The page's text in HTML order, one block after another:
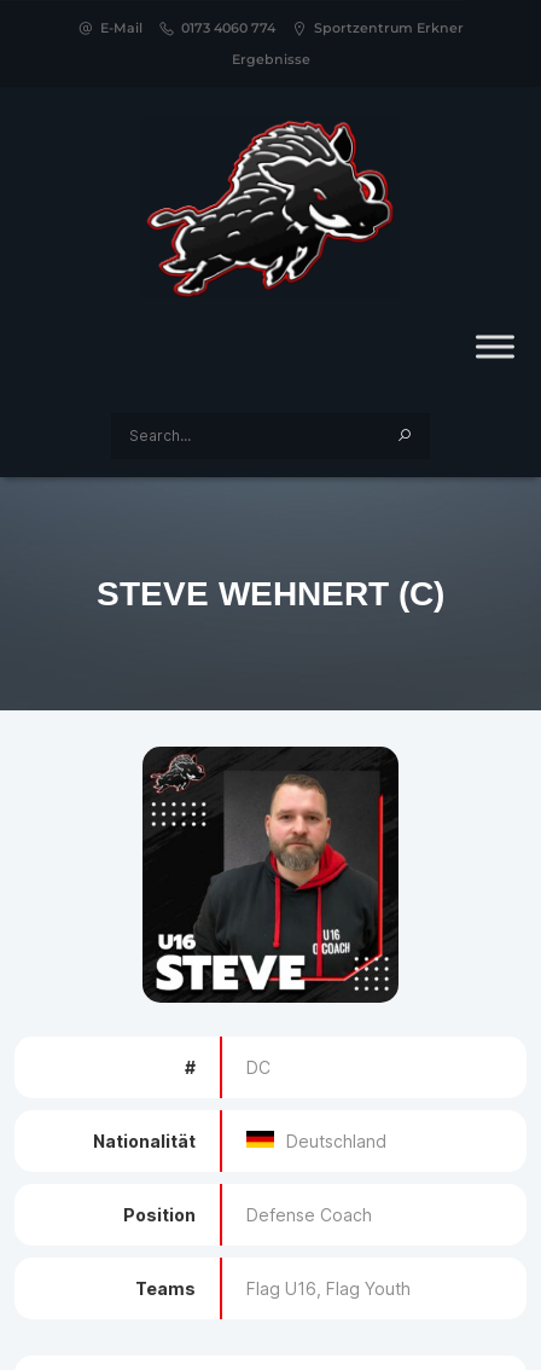
E-Mail 0173 4060 774
Sportzentrum Erkner
Ergebnisse
STEVE WEHNERT (C)
# DC
Nationalität Deutschland
Position Defense Coach
Teams Flag U16, Flag Youth